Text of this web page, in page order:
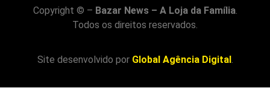
Copyright © – Bazar News – A Loja da Família.
Todos os direitos reservados.
Site desenvolvido por Global Agência Digital.